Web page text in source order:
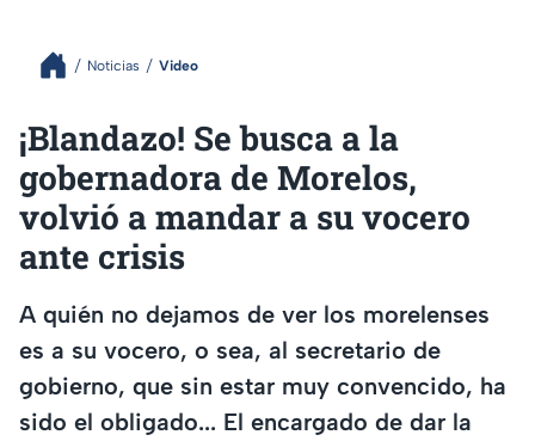
Noticias Video
¡Blandazo! Se busca a la
gobernadora de Morelos,
volvió a mandar a su vocero
ante crisis
A quién no dejamos de ver los morelenses
es a su vocero, o sea, al secretario de
gobierno, que sin estar muy convencido, ha
sido el obligado... El encargado de dar la